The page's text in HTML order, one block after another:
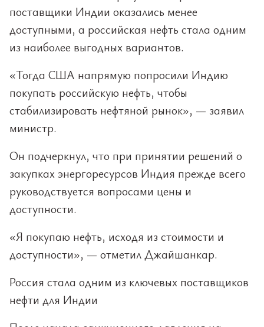
поставщики Индии оказались менее
доступными, а российская нефть стала одним
из наиболее выгодных вариантов.
«Тогда США напрямую попросили Индию
покупать российскую нефть, чтобы
стабилизировать нефтяной рынок», — заявил
министр.
Он подчеркнул, что при принятии решений о
закупках энергоресурсов Индия прежде всего
руководствуется вопросами цены и
доступности.
«Я покупаю нефть, исходя из стоимости и
доступности», — отметил Джайшанкар.
Россия стала одним из ключевых поставщиков
нефти для Индии